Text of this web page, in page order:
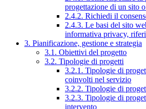
progettazione di un sito
2.4.2. Richiedi il
2.4.3. Le basi del sito
informativa privacy,
3. Pianificazione, gestione e strategia
3.1. Obiettivi del progetto
3.2. Tipologie di progetti
3.2.1. Tipologie di
coinvolti nel servizio
3.2.2. Tipologie di
3.2.3. Tipologie di
intervento